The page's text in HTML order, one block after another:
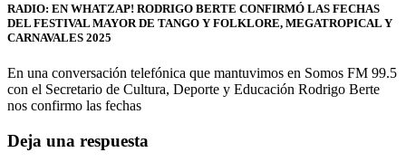
RADIO: EN WHATZAP! RODRIGO BERTE CONFIRMÓ LAS FECHAS
DEL FESTIVAL MAYOR DE TANGO Y FOLKLORE, MEGATROPICAL Y
CARNAVALES 2025
En una conversación telefónica que mantuvimos en Somos FM 99.5
con el Secretario de Cultura, Deporte y Educación Rodrigo Berte
nos confirmo las fechas
Deja una respuesta